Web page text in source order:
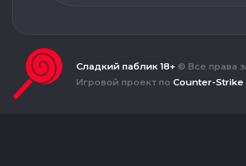
Сладкий паблик 18+ © Все права
Игровой проект по Counter-Strike